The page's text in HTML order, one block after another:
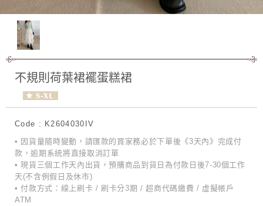
不規則荷葉裙襬蛋糕裙
Code : K2604030IV
• 因貨量隨時變動，請匯款的買家務必於下單後《3天內》完成付
款，逾期系統將直接取消訂單
• 現貨三個工作天內出貨，預購商品到貨日為付款日後7-30個工作
天(不含例假日及休市)
• 付款方式：線上刷卡 / 刷卡分3期 / 超商代碼繳費 / 虛擬帳戶
ATM